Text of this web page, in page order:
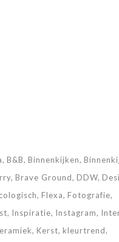
B&B Binnenkijken
Brave Ground DDW
Flexa Fotografie
Inspiratie Instagram
Kerst kleurtrend